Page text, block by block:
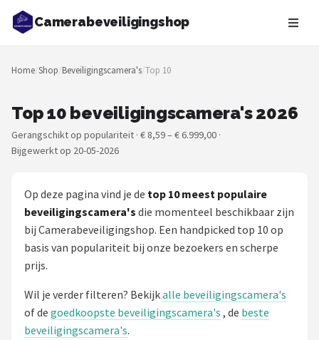
Camerabeveiligingshop
Zoeken
NAVIGATIE
Merken
Beveiligingscamera's
Camera Deurbellen
NAS
Shop
POPULAIRE MERKEN
Home/Shop/Beveiligingscamera's/Top 10
Top 10 beveiligingscamera's 2026
Gerangschikt op populariteit · € 8,59 – € 6.999,00 ·
Bijgewerkt op 20-05-2026
Op deze pagina vind je de top 10 meest populaire
beveiligingscamera's die momenteel beschikbaar zijn
bij Camerabeveiligingshop. Een handpicked top 10 op
basis van populariteit bij onze bezoekers en scherpe
prijs.
Wil je verder filteren? Bekijkalle beveiligingscamera's
of de goedkoopste beveiligingscamera's , de beste
beveiligingscamera's.